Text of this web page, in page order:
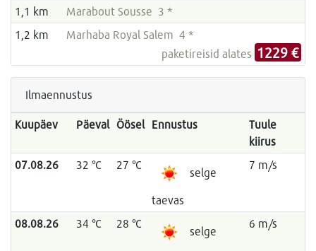
1,1 km
Marabout Sousse 3 *
1,2 km
Marhaba Royal Salem 4 *
paketireisid alates 1229 €
Ilmaennustus
Kuupäev Päeval Öösel Ennustus
Tuule
kiirus
07.08.26
32 °C 27 °C
selge
taevas
7 m/s
08.08.26 34 °C 28 °C
selge
6 m/s